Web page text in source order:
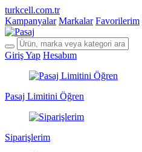
turkcell.com.tr
Kampanyalar Markalar Favorilerim
Giriş Yap Hesabım
Pasaj Limitini Öğren
Siparişlerim